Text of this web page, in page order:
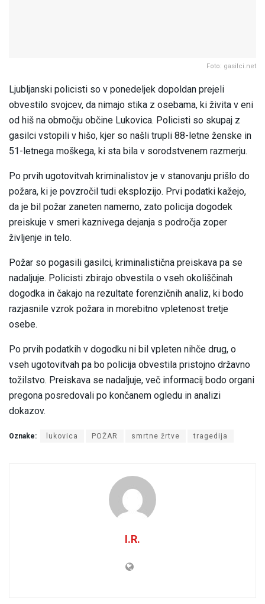
Foto: gasilci.net
Ljubljanski policisti so v ponedeljek dopoldan prejeli
obvestilo svojcev, da nimajo stika z osebama, ki živita v eni
od hiš na območju občine Lukovica. Policisti so skupaj z
gasilci vstopili v hišo, kjer so našli trupli 88-letne ženske in
51-letnega moškega, ki sta bila v sorodstvenem razmerju.
Po prvih ugotovitvah kriminalistov je v stanovanju prišlo do
požara, ki je povzročil tudi eksplozijo. Prvi podatki kažejo,
da je bil požar zaneten namerno, zato policija dogodek
preiskuje v smeri kaznivega dejanja s področja zoper
življenje in telo.
Požar so pogasili gasilci, kriminalistična preiskava pa se
nadaljuje. Policisti zbirajo obvestila o vseh okoliščinah
dogodka in čakajo na rezultate forenzičnih analiz, ki bodo
razjasnile vzrok požara in morebitno vpletenost tretje
osebe.
Po prvih podatkih v dogodku ni bil vpleten nihče drug, o
vseh ugotovitvah pa bo policija obvestila pristojno državno
tožilstvo. Preiskava se nadaljuje, več informacij bodo organi
pregona posredovali po končanem ogledu in analizi
dokazov.
Oznake: lukovica POŽAR smrtne žrtve tragedija
I.R.